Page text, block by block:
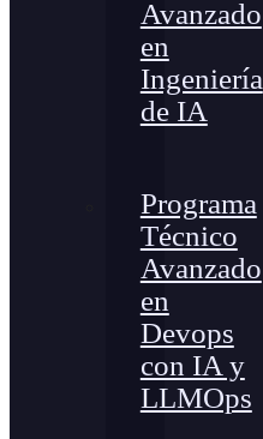
Avanzado
en
Ingeniería
de IA
Programa
Técnico
Avanzado
en
Devops
con IA y
LLMOps